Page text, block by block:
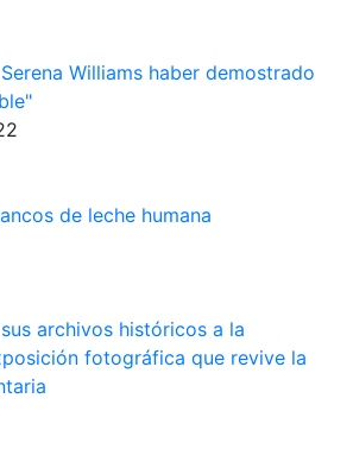
Williams haber demostrado
de leche humana
archivos históricos a la
fotográfica que revive la